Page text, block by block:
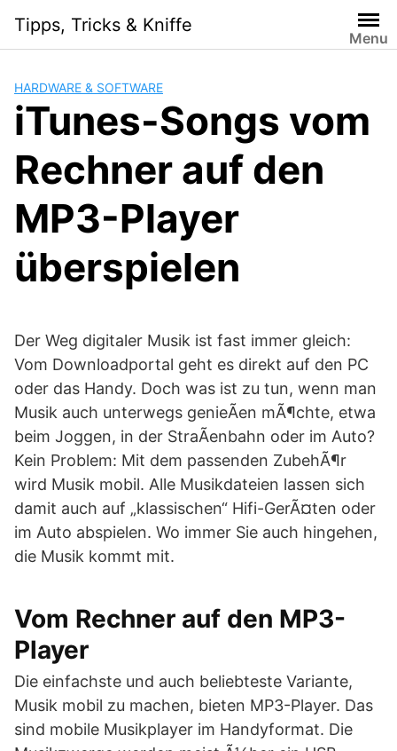
content
Tipps, Tricks & Kniffe
Menu
HARDWARE & SOFTWARE
iTunes-Songs vom
Rechner auf den
MP3-Player
überspielen
Der Weg digitaler Musik ist fast immer gleich:
Vom Downloadportal geht es direkt auf den PC
oder das Handy. Doch was ist zu tun, wenn man
Musik auch unterwegs genieÃen mÃ¶chte, etwa
beim Joggen, in der StraÃenbahn oder im Auto?
Kein Problem: Mit dem passenden ZubehÃ¶r
wird Musik mobil. Alle Musikdateien lassen sich
damit auch auf „klassischen“ Hifi-GerÃ¤ten oder
im Auto abspielen. Wo immer Sie auch hingehen,
die Musik kommt mit.
Vom Rechner auf den MP3-
Player
Die einfachste und auch beliebteste Variante,
Musik mobil zu machen, bieten MP3-Player. Das
sind mobile Musikplayer im Handyformat. Die